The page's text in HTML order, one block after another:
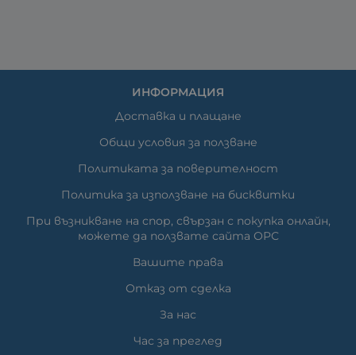
ИНФОРМАЦИЯ
Доставка и плащане
Общи условия за ползване
Политиката за поверителност
Политика за използване на бисквитки
При възникване на спор, свързан с покупка онлайн,
можете да ползвате сайта ОРС
Вашите права
Отказ от сделка
За нас
Час за преглед